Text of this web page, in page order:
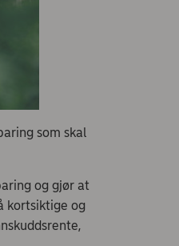
som skal
og gjør at
kortsiktige og